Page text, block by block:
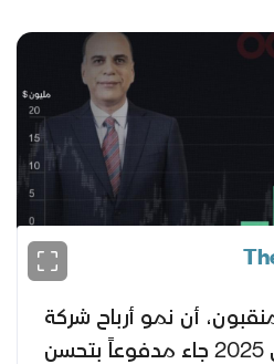
أن نمو أرباح شركة
أوريدو فلسطين خلال 2025 جاء مدفوعاً بتحسن